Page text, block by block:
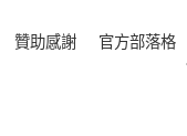
贊助感謝 官方部落格